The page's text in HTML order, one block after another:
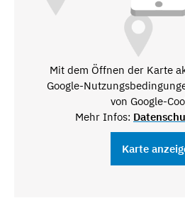
Mit dem Öffnen der Karte
Google-
von Google-
Mehr Infos:
Karte